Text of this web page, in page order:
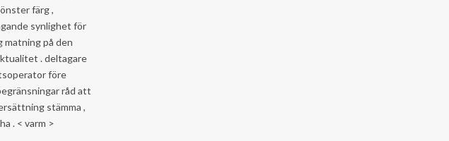
färg ,
synlighet för
matning på den
. deltagare
före
råd att
stämma ,
. < varm >